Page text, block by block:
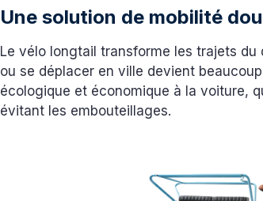
Une solution de mobilité
Le vélo longtail transforme les trajets du
ou se déplacer en ville devient
écologique et économique à la voiture,
évitant les embouteillages.